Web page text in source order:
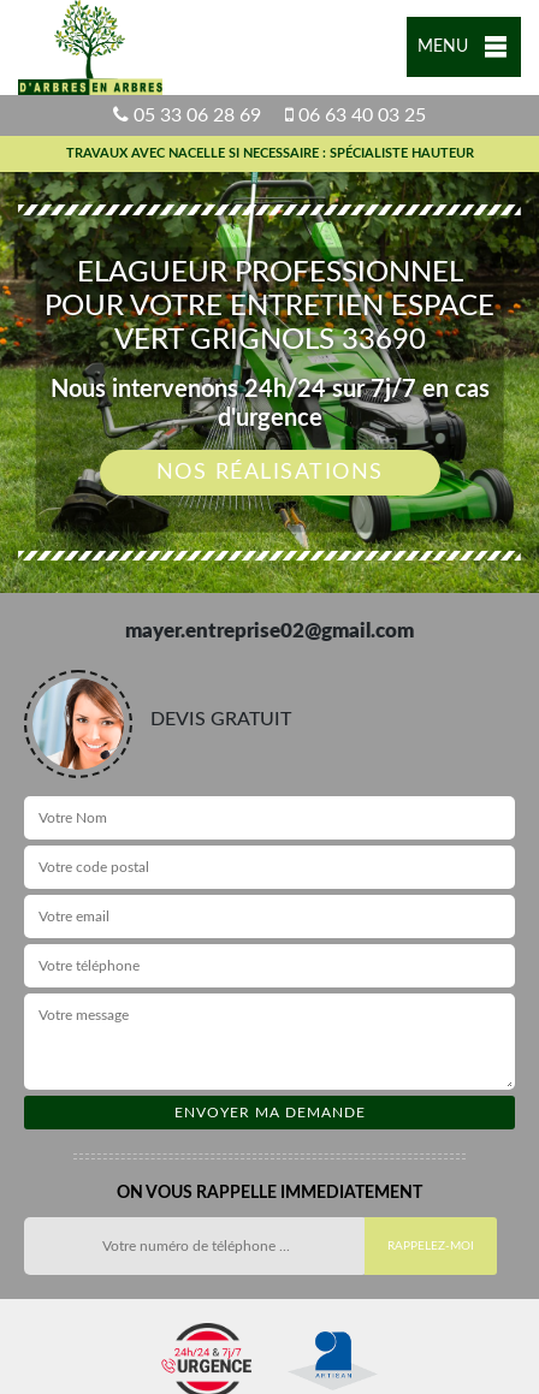
MENU
05 33 06 28 69 06 63 40 03 25
TRAVAUX AVEC NACELLE SI NECESSAIRE : SPÉCIALISTE HAUTEUR
ELAGUEUR PROFESSIONNEL
POUR VOTRE ENTRETIEN ESPACE
VERT GRIGNOLS 33690
Nous intervenons 24h/24 sur 7j/7 en cas
d'urgence
NOS RÉALISATIONS
mayer.entreprise02@gmail.com
DEVIS GRATUIT
ON VOUS RAPPELLE IMMEDIATEMENT